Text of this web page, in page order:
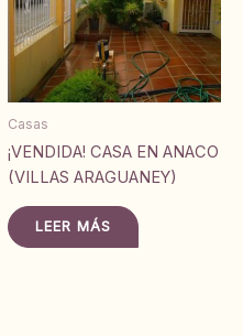
Casas
¡VENDIDA! CASA EN ANACO
(VILLAS ARAGUANEY)
LEER MÁS